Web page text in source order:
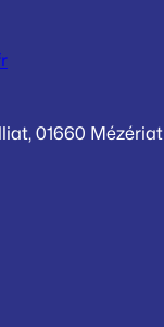
01660 Mézériat